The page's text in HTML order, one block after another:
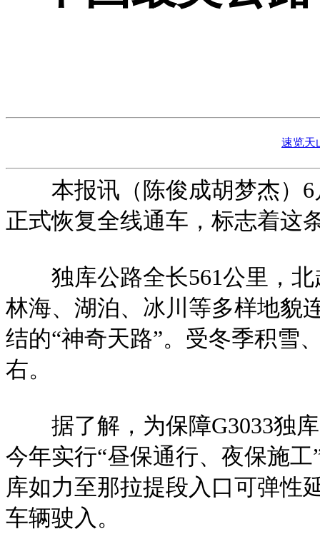
速览天
本报讯（陈俊成胡梦杰）6
正式恢复全线通车，标志着这
独库公路全长561公里，北
林海、湖泊、冰川等多样地貌
结的“神奇天路”。受冬季积雪
右。
据了解，为保障G3033独库
今年实行“昼保通行、夜保施
库如力至那拉提段入口可弹性
车辆驶入。